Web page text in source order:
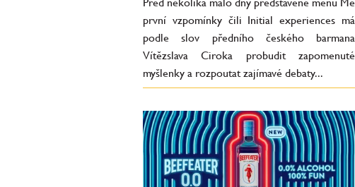
první vzpomínky čili Initial experiences má
podle slov předního českého barmana
Vítězslava Ciroka probudit zapomenuté
myšlenky a rozpoutat zajímavé debaty...